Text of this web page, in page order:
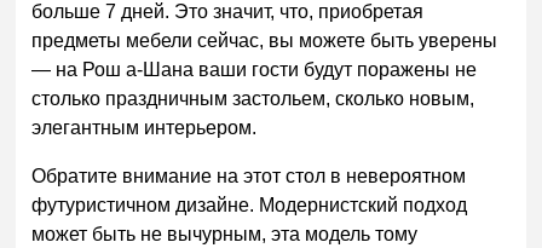
больше 7 дней. Это значит, что, приобретая
предметы мебели сейчас, вы можете быть уверены
— на Рош а-Шана ваши гости будут поражены не
столько праздничным застольем, сколько новым,
элегантным интерьером.
Обратите внимание на этот стол в невероятном
футуристичном дизайне. Модернистский подход
может быть не вычурным, эта модель тому